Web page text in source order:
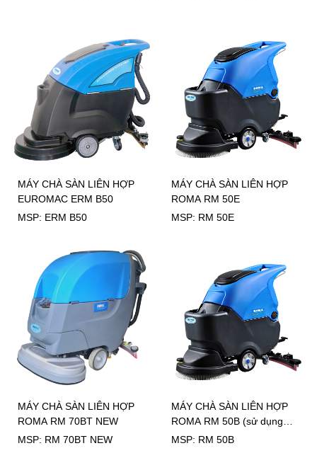
MÁY CHÀ SÀN LIÊN HỢP
EUROMAC ERM B50
MSP: ERM B50
MÁY CHÀ SÀN LIÊN HỢP
ROMA RM 50E
MSP: RM 50E
MÁY CHÀ SÀN LIÊN HỢP
ROMA RM 70BT NEW
MSP: RM 70BT NEW
MÁY CHÀ SÀN LIÊN HỢP
ROMA RM 50B (sử dụng
bình)
MSP: RM 50B